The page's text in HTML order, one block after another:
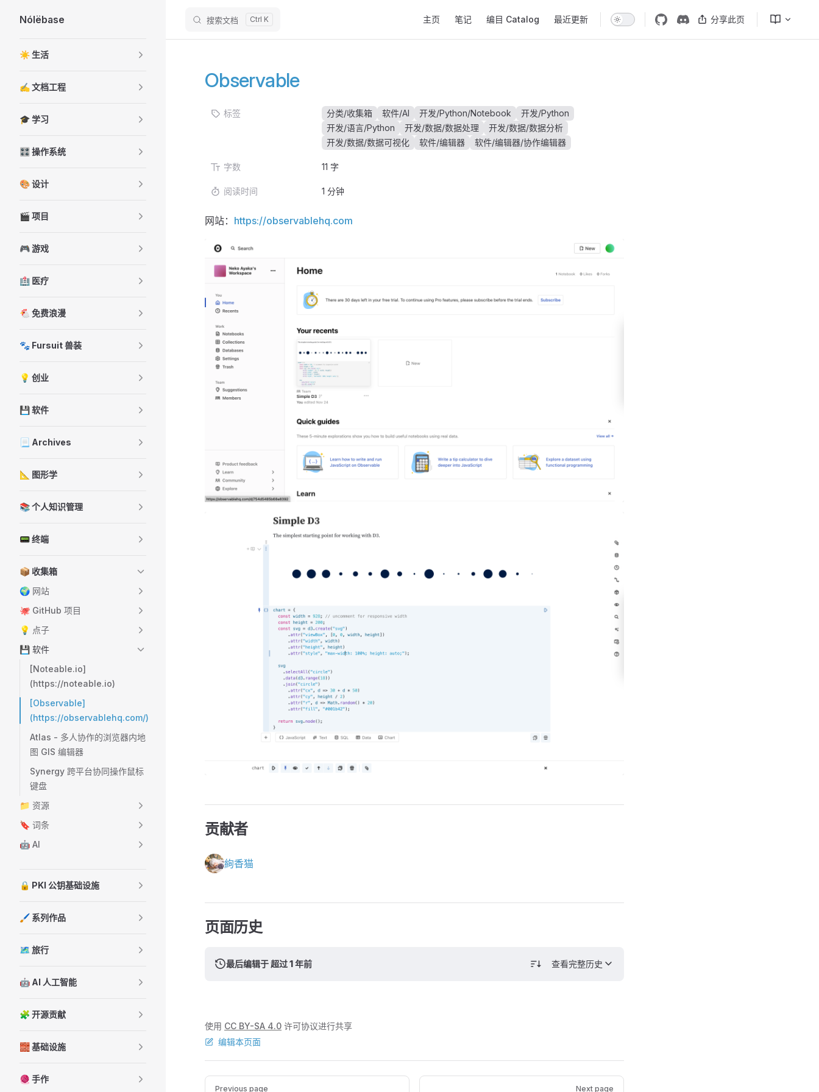
Skip to content
Nólëbase 搜索文档 主页 笔记 编目 Catalog 最近更新 分享此页
☀️ 生活
✍️ 文档工程
🎓 学习
🎛️ 操作系统
🎨 设计
🎬 项目
🎮 游戏
🏥 医疗
🐔 免费浪漫
🐾 Fursuit 兽装
💡 创业
💾 软件
📃 Archives
📐 图形学
📚 个人知识管理
📟 终端
📦 收集箱
🌍 网站
🐙 GitHub 项目
💡 点子
💾 软件
[Noteable.io]
(https://noteable.io)
[Observable]
(https://observablehq.com/)
Atlas - 多人协作的浏览器内地
图 GIS 编辑器
Synergy 跨平台协同操作鼠标
键盘
📁 资源
🔖 词条
🤖️ AI
🔒 PKI 公钥基础设施
🖌️ 系列作品
🗺️ 旅行
🤖 AI 人工智能
🧩 开源贡献
🧱 基础设施
🧶 手作
Observable
标签 分类/收集箱 软件/AI 开发/Python/Notebook
开发/Python
开发/语言/Python
开发/数据/数据处理
开发/数据/数据分析
开发/数据/数据可视化
软件/编辑器 软件/编辑器/协作编辑器
字数 11 字
阅读时间 1 分钟
网站： https://observablehq.com
贡献者
絢香猫
页面历史
最后编辑于 超过 1 年前 查看完整历史
使用 CC BY-SA 4.0 许可协议进行共享
编辑本页面
PagerPrevious page Next page